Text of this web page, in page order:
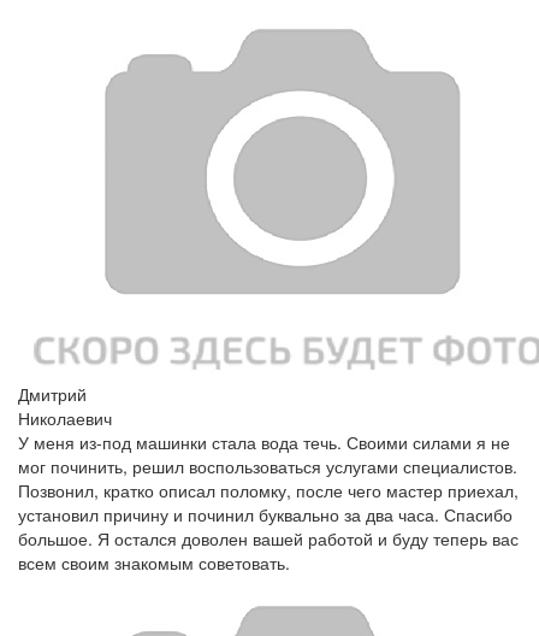
Дмитрий
Николаевич
У меня из-под машинки стала вода течь. Своими силами я не
мог починить, решил воспользоваться услугами специалистов.
Позвонил, кратко описал поломку, после чего мастер приехал,
установил причину и починил буквально за два часа. Спасибо
большое. Я остался доволен вашей работой и буду теперь вас
всем своим знакомым советовать.